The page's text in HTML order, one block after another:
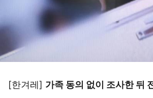
[한겨레] 가족 동의 없이 조사한 뒤